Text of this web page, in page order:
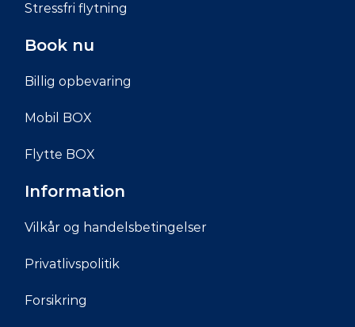
Stressfri flytning
Book nu
Billig opbevaring
Mobil BOX
Flytte BOX
Information
Vilkår og handelsbetingelser
Privatlivspolitik
Forsikring